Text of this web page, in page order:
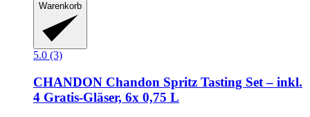
Warenkorb
5.0 (3)
CHANDON Chandon Spritz Tasting Set – inkl.
4 Gratis-​Gläser, 6x 0,75 L